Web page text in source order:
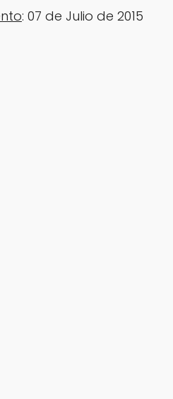
: 07 de Julio de 2015